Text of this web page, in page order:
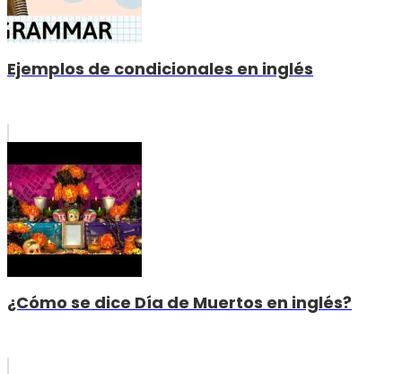
Ejemplos de condicionales en inglés
¿Cómo se dice Día de Muertos en inglés?